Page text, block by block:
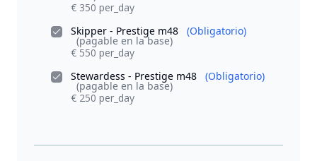
€ 350 per_day
Skipper - Prestige m48
(Obligatorio)
(pagable en la base)
€ 550 per_day
Stewardess - Prestige m48
(Obligatorio)
(pagable en la base)
€ 250 per_day